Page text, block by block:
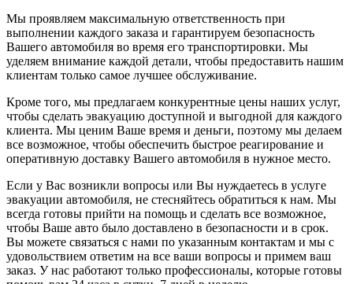
Мы проявляем максимальную ответственность при
выполнении каждого заказа и гарантируем безопасность
Вашего автомобиля во время его транспортировки. Мы
уделяем внимание каждой детали, чтобы предоставить нашим
клиентам только самое лучшее обслуживание.
Кроме того, мы предлагаем конкурентные цены наших услуг,
чтобы сделать эвакуацию доступной и выгодной для каждого
клиента. Мы ценим Ваше время и деньги, поэтому мы делаем
все возможное, чтобы обеспечить быстрое реагирование и
оперативную доставку Вашего автомобиля в нужное место.
Если у Вас возникли вопросы или Вы нуждаетесь в услуге
эвакуации автомобиля, не стесняйтесь обратиться к нам. Мы
всегда готовы прийти на помощь и сделать все возможное,
чтобы Ваше авто было доставлено в безопасности и в срок.
Вы можете связаться с нами по указанным контактам и мы с
удовольствием ответим на все ваши вопросы и примем ваш
заказ. У нас работают только профессионалы, которые готовы